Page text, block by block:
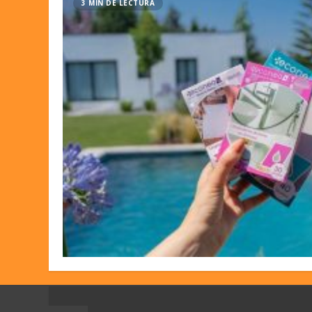
3 MIN DE LECTURA